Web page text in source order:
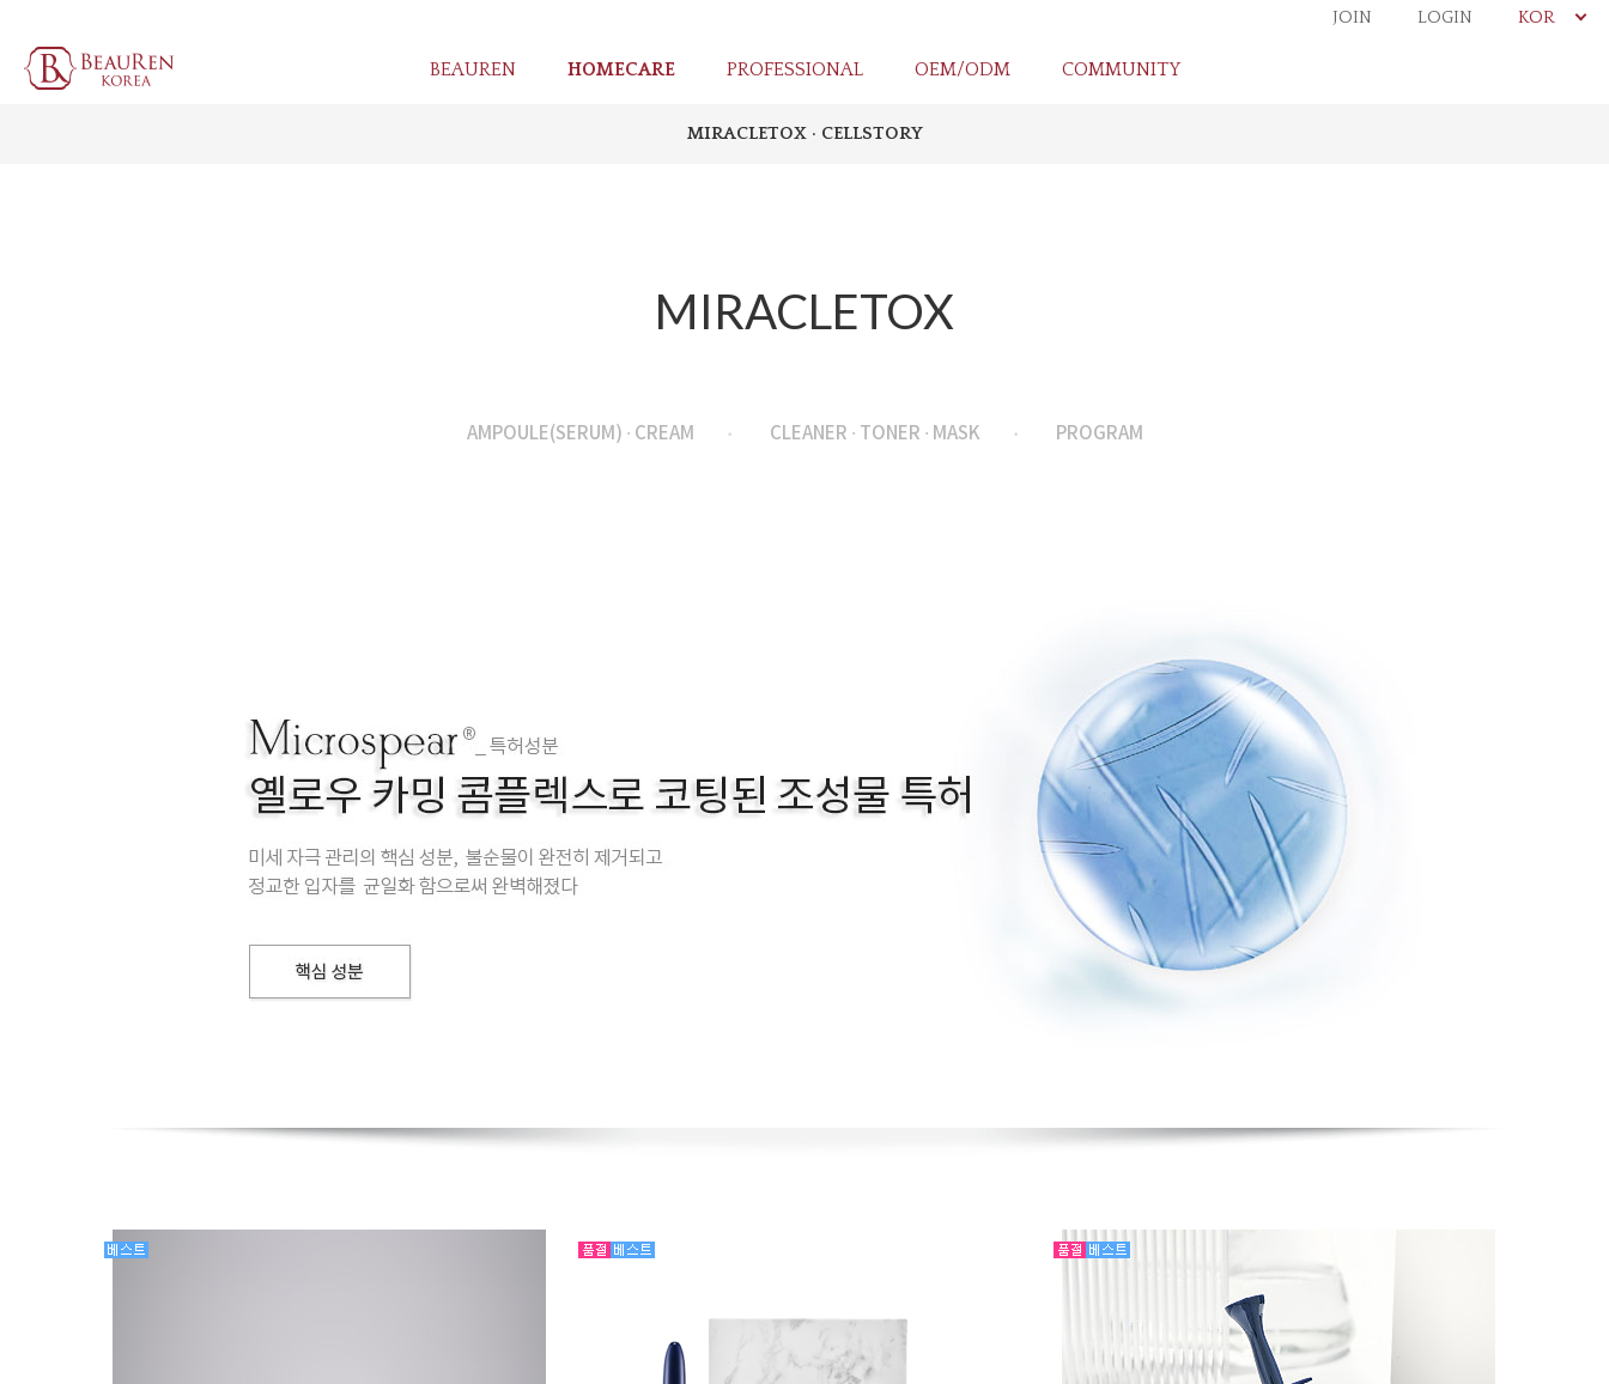
JOIN LOGIN KOR
BEAUREN HOMECARE PROFESSIONAL OEM/ODM COMMUNITY
MIRACLETOX · CELLSTORY
MIRACLETOX
AMPOULE(SERUM) · CREAM CLEANER · TONER · MASK PROGRAM